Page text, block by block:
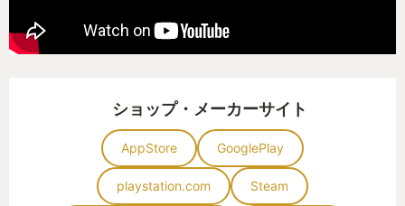
ショップ・メーカーサイト
AppStore GooglePlay
playstation.com Steam